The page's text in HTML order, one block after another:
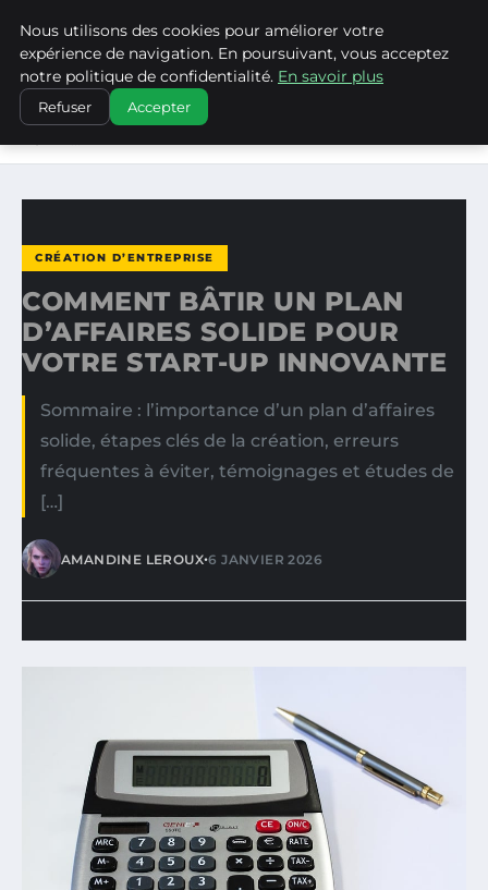
LA VANGUARDIA DEL SUR
ACCUEIL
CRÉATION D’ENTREPRISE
COMMENT BÂTIR UN PLAN D’AFFAIRES SOLIDE POUR
CRÉATION D’ENTREPRISE
COMMENT BÂTIR UN PLAN
D’AFFAIRES SOLIDE POUR
VOTRE START-UP INNOVANTE
Sommaire : l’importance d’un plan d’affaires
solide, étapes clés de la création, erreurs
fréquentes à éviter, témoignages et études de
[…]
AMANDINE LEROUX•6 JANVIER 2026
Nous utilisons des cookies pour améliorer votre
expérience de navigation. En poursuivant, vous acceptez
notre politique de confidentialité. En savoir plus
Refuser Accepter